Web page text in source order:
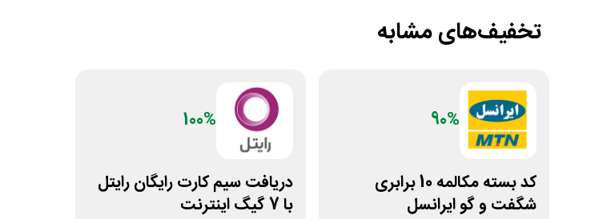
تخفیف‌های مشابه
90%
کد بسته مکالمه 10 برابری
شگفت و گو ایرانسل
100%
دریافت سیم کارت رایگان رایتل
با 7 گیگ اینترنت